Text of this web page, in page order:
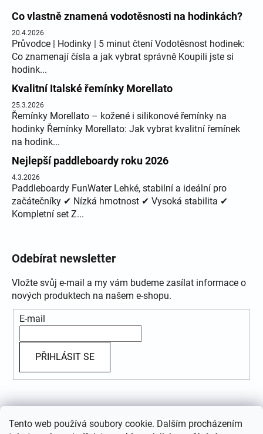
Tento web používá soubory cookie. Dalším procházením
Co vlastně znamená vodotěsnosti na hodinkách?
20.4.2026
Průvodce | Hodinky | 5 minut čtení Vodotěsnost hodinek:
Co znamenají čísla a jak vybrat správně Koupili jste si
hodink...
Kvalitní Italské řemínky Morellato
25.3.2026
Řemínky Morellato – kožené i silikonové řemínky na
hodinky Řemínky Morellato: Jak vybrat kvalitní řemínek
na hodink...
Nejlepší paddleboardy roku 2026
4.3.2026
Paddleboardy FunWater Lehké, stabilní a ideální pro
začátečníky ✔ Nízká hmotnost ✔ Vysoká stabilita ✔
Kompletní set Z...
Odebírat newsletter
Vložte svůj e-mail a my vám budeme zasílat informace o
nových produktech na našem e-shopu.
E-mail
PŘIHLÁSIT SE